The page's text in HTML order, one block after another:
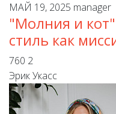
МАЙ 19, 2025 manager
"Молния и
стиль как
760 2
Эрик Укасс